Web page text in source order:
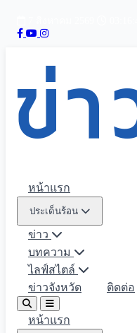
หน้าแรก
ประเด็นร้อน
ข่าว
บทความ
ไลฟ์สไตล์
ข่าวจังหวัด
ติดต่อ
หน้าแรก